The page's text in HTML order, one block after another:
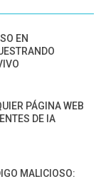
EN
PÁGINA WEB
DE IA
MALICIOSO: